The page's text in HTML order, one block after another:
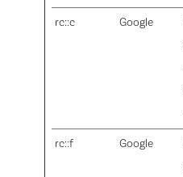
rc::c Google
rc::f Google